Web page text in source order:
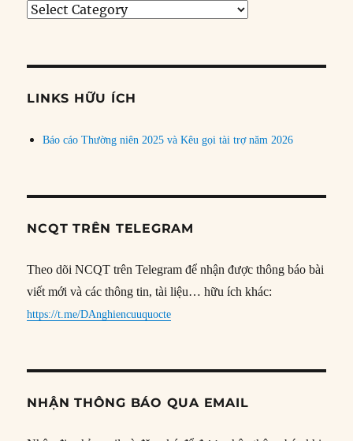
Tìm
đề
LINKS HỮU ÍCH
Báo cáo Thường niên 2025 và Kêu gọi tài trợ năm 2026
NCQT TRÊN TELEGRAM
Theo dõi NCQT trên Telegram để nhận được thông báo bài
viết mới và các thông tin, tài liệu… hữu ích khác:
https://t.me/DAnghiencuuquocte
NHẬN THÔNG BÁO QUA EMAIL